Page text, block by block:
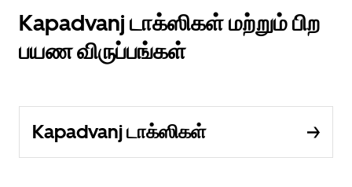
Kapadvanj டாக்ஸிகள் மற்றும் பிற
பயண விருப்பங்கள்
Kapadvanj டாக்ஸிகள்